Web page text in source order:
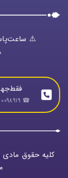
⚠️
فقط‌جهت خریدنهایی تماس‌حاصل فرمایید
☎ 0098919 0098919 ☎ 919 0098 0919 ☎ 09190098919 ☎
کلیه حقوق